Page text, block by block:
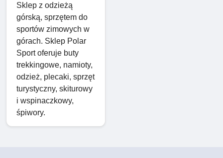
Sklep z odzieżą
górską, sprzętem do
sportów zimowych w
górach. Sklep Polar
Sport oferuje buty
trekkingowe, namioty,
odzież, plecaki, sprzęt
turystyczny, skiturowy
i wspinaczkowy,
śpiwory.